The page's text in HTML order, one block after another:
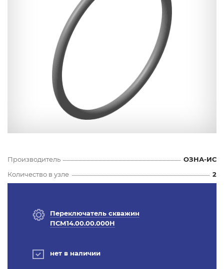
Производитель
ОЗНА-ИС
Количество в узле
2
Переключатель скважин
ПСМ14.00.00.000Н
нет в наличии